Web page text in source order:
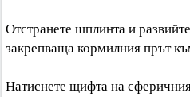
Отстранете шплинта и
закрепваща кормилния прът
Натиснете щифта на